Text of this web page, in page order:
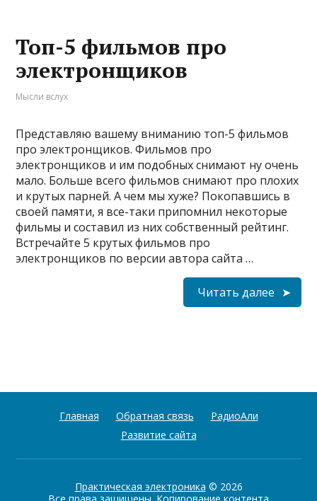
Топ-5 фильмов про
электронщиков
Мысли вслух
Представляю вашему вниманию топ-5 фильмов
про электронщиков. Фильмов про
электронщиков и им подобных снимают ну очень
мало. Больше всего фильмов снимают про плохих
и крутых парней. А чем мы хуже? Покопавшись в
своей памяти, я все-таки припомнил некоторые
фильмы и составил из них собственный рейтинг.
Встречайте 5 крутых фильмов про
электронщиков по версии автора сайта …
Читать далее
Главная Обратная связь
РадиоАли
Развитие сайта
Практическая электроника © 2026
Все права защищены. Копирование контента